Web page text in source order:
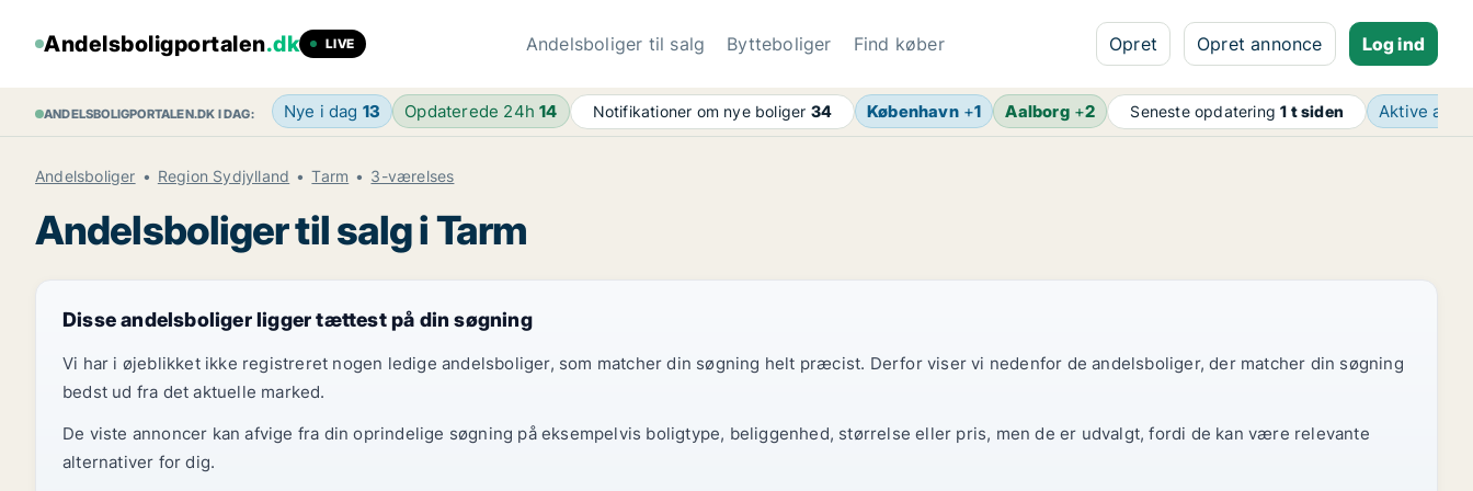
Andelsboligportalen.dk LIVE Andelsboliger til salg Bytteboliger Find køber Opret Opret annonce Log ind
ANDELSBOLIGPORTALEN.DK I DAG: Nye i dag 13 Opdaterede 24h14 Notifikationer om nye boliger 34 København+1 Aalborg+2 Seneste opdatering1 t siden Aktive
Andelsboliger Region Sydjylland Tarm 3-værelses
Andelsboliger til salg i Tarm
Disse andelsboliger ligger tættest på din søgning
Vi har i øjeblikket ikke registreret nogen ledige andelsboliger, som matcher din søgning helt præcist. Derfor viser vi nedenfor de andelsboliger, der matcher din søgning
bedst ud fra det aktuelle marked.
De viste annoncer kan afvige fra din oprindelige søgning på eksempelvis boligtype, beliggenhed, størrelse eller pris, men de er udvalgt, fordi de kan være relevante
alternativer for dig.